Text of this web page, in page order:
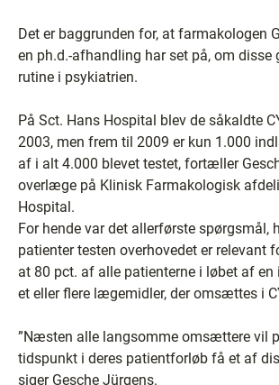
Det er baggrunden for, at farmakologen
en ph.d.-afhandling har set på, om
rutine i psykiatrien.
På Sct. Hans Hospital blev de såkaldte
2003, men frem til 2009 er kun 1.000
af i alt 4.000 blevet testet, fortæller
overlæge på Klinisk Farmakologisk
Hospital.
For hende var det allerførste spørgsmål,
patienter testen overhovedet er relevant
at 80 pct. af alle patienterne i løbet af
et eller flere lægemidler, der omsættes i
”Næsten alle langsomme omsættere vil
tidspunkt i deres patientforløb få et af
siger Gesche Jürgens.